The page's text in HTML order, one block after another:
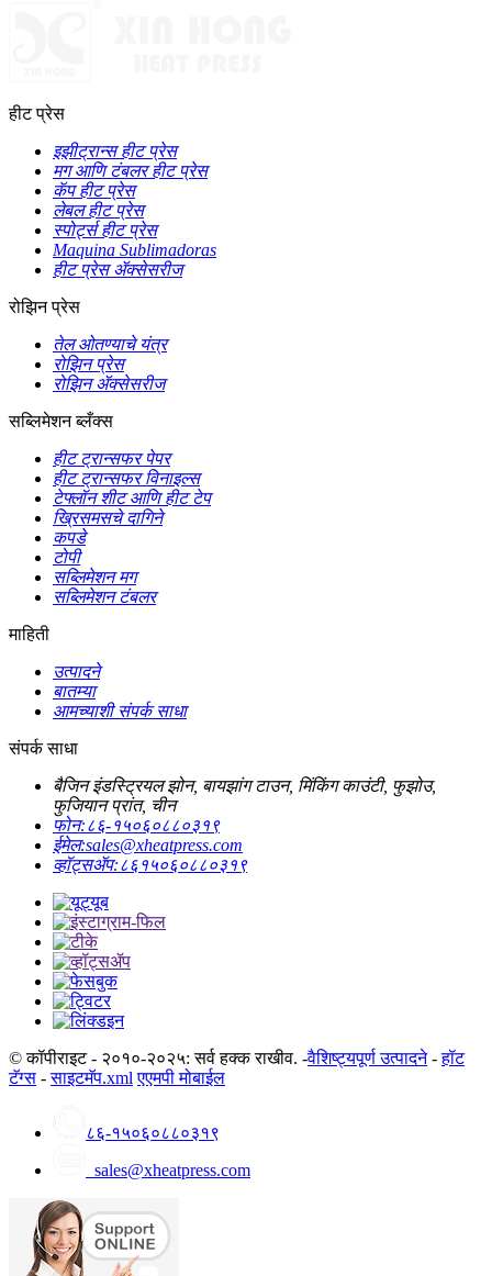
हीट प्रेस
इझीट्रान्स हीट प्रेस
मग आणि टंबलर हीट प्रेस
कॅप हीट प्रेस
लेबल हीट प्रेस
स्पोर्ट्स हीट प्रेस
Maquina Sublimadoras
हीट प्रेस ॲक्सेसरीज
रोझिन प्रेस
तेल ओतण्याचे यंत्र
रोझिन प्रेस
रोझिन ॲक्सेसरीज
सब्लिमेशन ब्लँक्स
हीट ट्रान्सफर पेपर
हीट ट्रान्सफर विनाइल्स
टेफ्लॉन शीट आणि हीट टेप
ख्रिसमसचे दागिने
कपडे
टोपी
सब्लिमेशन मग
सब्लिमेशन टंबलर
माहिती
उत्पादने
बातम्या
आमच्याशी संपर्क साधा
संपर्क साधा
बैजिन इंडस्ट्रियल झोन, बायझांग टाउन, मिंकिंग काउंटी, फुझोउ,
फुजियान प्रांत, चीन
फोन:८६-१५०६०८८०३१९
ईमेल:sales@xheatpress.com
व्हॉट्सॲप:८६१५०६०८८०३१९
© कॉपीराइट - २०१०-२०२५: सर्व हक्क राखीव. -वैशिष्ट्यपूर्ण उत्पादने-हॉट
टॅग्स -साइटमॅप.xml एएमपी मोबाईल
८६-१५०६०८८०३१९
sales@xheatpress.com